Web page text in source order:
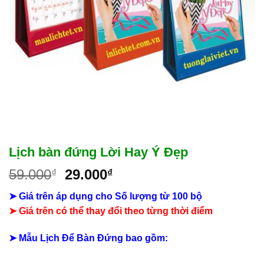
Lịch bàn đứng Lời Hay Ý Đẹp
59.000₫
Giá
là:
59.000₫.
29.000₫Giá
hiện
tại
là:
29.000₫.
➤ Giá trên áp dụng cho Số lượng từ 100 bộ
➤Giá trên có thể thay đổi theo từng thời điểm
➤ Mẫu Lịch Để Bàn Đứng bao gồm: